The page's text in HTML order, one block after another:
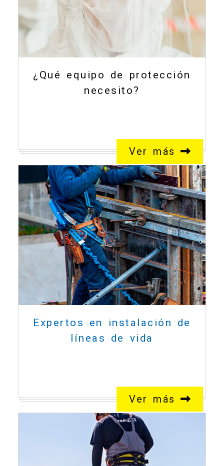
¿Qué equipo de protección
necesito?
Ver más
Expertos en instalación de
líneas de vida
Ver más